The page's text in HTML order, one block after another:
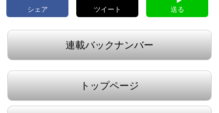
シェア ツイート 送る
連載バックナンバー
トップページ